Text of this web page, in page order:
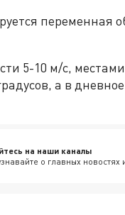
переменная
5-10 м/с,
а в
на наши каналы
о главных